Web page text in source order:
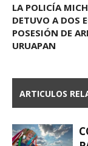
LA POLICÍA
DETUVO A DOS
POSESIÓN DE
URUAPAN
ARTICULOS